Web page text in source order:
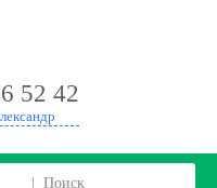
52 42